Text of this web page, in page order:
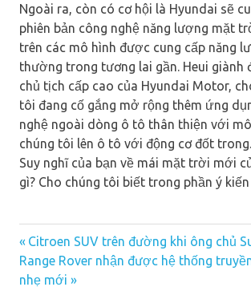
Ngoài ra, còn có cơ hội là Hyundai sẽ
phiên bản công nghệ năng lượng mặt
trên các mô hình được cung cấp năng
thường trong tương lai gần. Heui giành
chủ tịch cấp cao của Hyundai Motor,
tôi đang cố gắng mở rộng thêm ứng
nghệ ngoài dòng ô tô thân thiện với
chúng tôi lên ô tô với động cơ đốt trong.
Suy nghĩ của bạn về mái mặt trời mới
gì? Cho chúng tôi biết trong phần ý
Post
navigation
Previous
Post:
Citroen SUV trên đường khi ông chủ
Next
Post:
Range Rover nhận được hệ thống
nhẹ mới